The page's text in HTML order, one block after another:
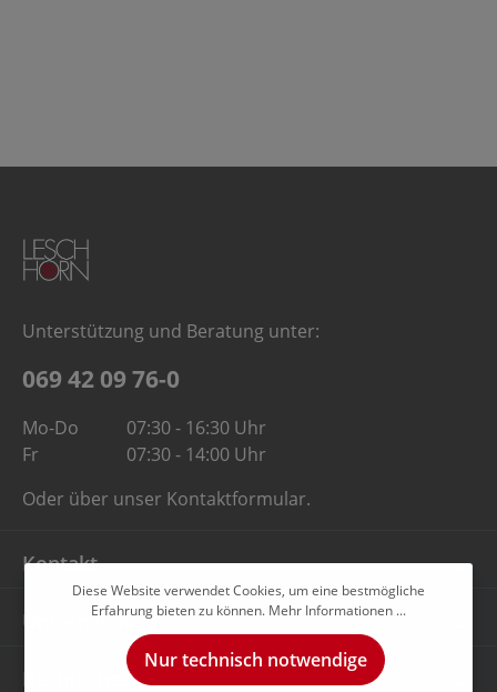
Unterstützung und Beratung unter:
069 42 09 76-0
Mo-Do
07:30 - 16:30 Uhr
Fr
07:30 - 14:00 Uhr
Oder über unser Kontaktformular.
Kontakt
Unternehmen
Rechtliches
Diese Website verwendet Cookies, um eine bestmögliche
Erfahrung bieten zu können. Mehr Informationen ...
Nur technisch notwendige